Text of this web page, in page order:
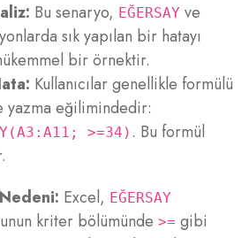
Bu senaryo, EĞERSAY ve
sık yapılan bir hatayı
bir örnektir.
Kullanıcılar genellikle formülü
yazma eğilimindedir:
>=34) . Bu formül
Excel, EĞERSAY
kriter bölümünde >= gibi